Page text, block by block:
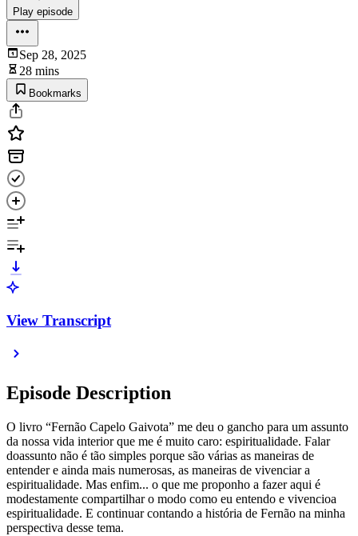
Play episode
Sep 28, 2025
28 mins
Bookmarks
View Transcript
Episode Description
O livro “Fernão Capelo Gaivota” me deu o gancho para um assunto
da nossa vida interior que me é muito caro: espiritualidade. Falar
doassunto não é tão simples porque são várias as maneiras de
entender e ainda mais numerosas, as maneiras de vivenciar a
espiritualidade. Mas enfim... o que me proponho a fazer aqui é
modestamente compartilhar o modo como eu entendo e vivencioa
espiritualidade. E continuar contando a história de Fernão na minha
perspectiva desse tema.